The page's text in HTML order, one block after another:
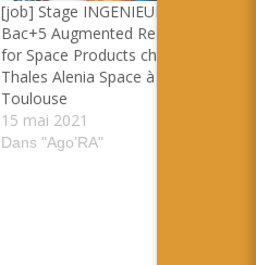
[job] Stage INGENIEUR
Bac+5 Augmented Reality
for Space Products chez
Thales Alenia Space à
Toulouse
15 mai 2021
Dans "Ago’RA"